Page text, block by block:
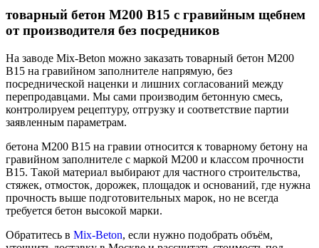
товарный бетон М200 В15 с гравийным щебнем
от производителя без посредников
На заводе Mix-Beton можно заказать товарный бетон М200
В15 на гравийном заполнителе напрямую, без
посреднической наценки и лишних согласований между
перепродавцами. Мы сами производим бетонную смесь,
контролируем рецептуру, отгрузку и соответствие партии
заявленным параметрам.
бетона М200 В15 на гравии относится к товарному бетону на
гравийном заполнителе с маркой М200 и классом прочности
В15. Такой материал выбирают для частного строительства,
стяжек, отмосток, дорожек, площадок и оснований, где нужна
прочность выше подготовительных марок, но не всегда
требуется бетон высокой марки.
Обратитесь в Mix-Beton, если нужно подобрать объём,